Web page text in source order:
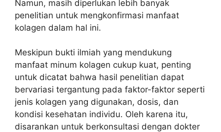
Namun, masih diperlukan lebih banyak
penelitian untuk mengkonfirmasi manfaat
kolagen dalam hal ini.
Meskipun bukti ilmiah yang mendukung
manfaat minum kolagen cukup kuat, penting
untuk dicatat bahwa hasil penelitian dapat
bervariasi tergantung pada faktor-faktor seperti
jenis kolagen yang digunakan, dosis, dan
kondisi kesehatan individu. Oleh karena itu,
disarankan untuk berkonsultasi dengan dokter